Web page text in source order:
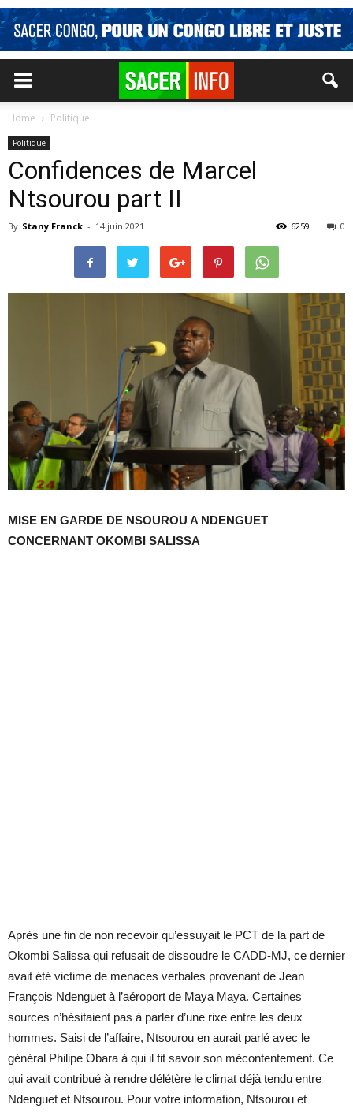
Home Politique
Politique
Confidences de Marcel
Ntsourou part II
By Stany Franck - 14 juin 2021 0
6259
MISE EN GARDE DE NSOUROU A NDENGUET
CONCERNANT OKOMBI SALISSA
Après une fin de non recevoir qu’essuyait le PCT de la part de
Okombi Salissa qui refusait de dissoudre le CADD-MJ, ce dernier
avait été victime de menaces verbales provenant de Jean
François Ndenguet à l’aéroport de Maya Maya. Certaines
sources n’hésitaient pas à parler d’une rixe entre les deux
hommes. Saisi de l’affaire, Ntsourou en aurait parlé avec le
général Philipe Obara à qui il fit savoir son mécontentement. Ce
qui avait contribué à rendre délétère le climat déjà tendu entre
Ndenguet et Ntsourou. Pour votre information, Ntsourou et